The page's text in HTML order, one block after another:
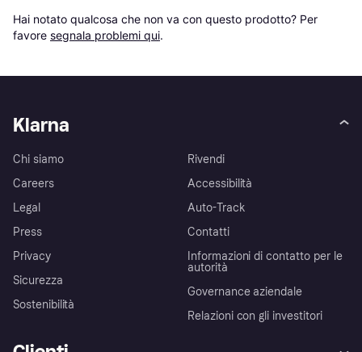
Hai notato qualcosa che non va con questo prodotto? Per
favore segnala problemi qui.
Klarna
Chi siamo
Careers
Legal
Press
Privacy
Sicurezza
Sostenibilità
Rivendi
Accessibilità
Auto-Track
Contatti
Informazioni di contatto per le
autorità
Governance aziendale
Relazioni con gli investitori